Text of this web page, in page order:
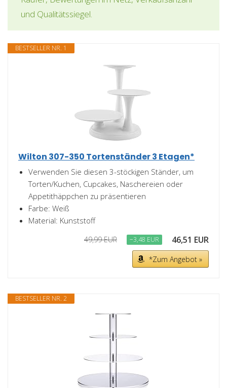
und Qualitätssiegel.
BESTSELLER NR. 1
Wilton 307-350 Tortenständer 3 Etagen*
Verwenden Sie diesen 3-stöckigen Ständer, um
Torten/Kuchen, Cupcakes, Naschereien oder
Appetithäppchen zu präsentieren
Farbe: Weiß
Material: Kunststoff
49,99 EUR −3,48 EUR 46,51 EUR
*Zum Angebot »
BESTSELLER NR. 2